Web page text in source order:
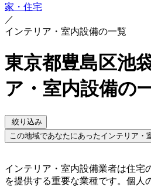
家・住宅
／
インテリア・室内設備の一覧
東京都豊島区池
ア・室内設備の
絞り込み
この地域であなたにあったインテリア・
インテリア・室内設備業者は住宅
を提供する重要な業種です。個人